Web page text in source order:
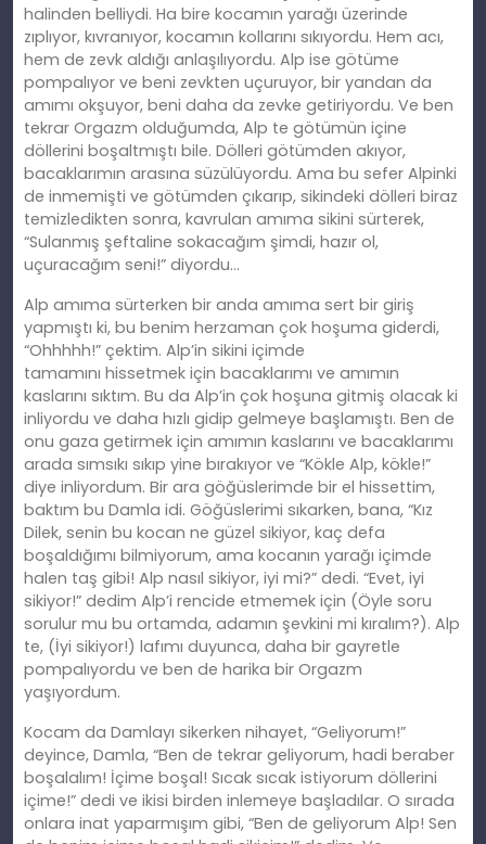
halinden belliydi. Ha bire kocamın yarağı üzerinde
zıplıyor, kıvranıyor, kocamın kollarını sıkıyordu. Hem acı,
hem de zevk aldığı anlaşılıyordu. Alp ise götüme
pompalıyor ve beni zevkten uçuruyor, bir yandan da
amımı okşuyor, beni daha da zevke getiriyordu. Ve ben
tekrar Orgazm olduğumda, Alp te götümün içine
döllerini boşaltmıştı bile. Dölleri götümden akıyor,
bacaklarımın arasına süzülüyordu. Ama bu sefer Alpinki
de inmemişti ve götümden çıkarıp, sikindeki dölleri biraz
temizledikten sonra, kavrulan amıma sikini sürterek,
“Sulanmış şeftaline sokacağım şimdi, hazır ol,
uçuracağım seni!” diyordu…
Alp amıma sürterken bir anda amıma sert bir giriş
yapmıştı ki, bu benim herzaman çok hoşuma giderdi,
“Ohhhhh!” çektim. Alp’in sikini içimde
tamamını hissetmek için bacaklarımı ve amımın
kaslarını sıktım. Bu da Alp’in çok hoşuna gitmiş olacak ki
inliyordu ve daha hızlı gidip gelmeye başlamıştı. Ben de
onu gaza getirmek için amımın kaslarını ve bacaklarımı
arada sımsıkı sıkıp yine bırakıyor ve “Kökle Alp, kökle!”
diye inliyordum. Bir ara göğüslerimde bir el hissettim,
baktım bu Damla idi. Göğüslerimi sıkarken, bana, “Kız
Dilek, senin bu kocan ne güzel sikiyor, kaç defa
boşaldığımı bilmiyorum, ama kocanın yarağı içimde
halen taş gibi! Alp nasıl sikiyor, iyi mi?” dedi. “Evet, iyi
sikiyor!” dedim Alp’i rencide etmemek için (Öyle soru
sorulur mu bu ortamda, adamın şevkini mi kıralım?). Alp
te, (İyi sikiyor!) lafımı duyunca, daha bir gayretle
pompalıyordu ve ben de harika bir Orgazm
yaşıyordum.
Kocam da Damlayı sikerken nihayet, “Geliyorum!”
deyince, Damla, “Ben de tekrar geliyorum, hadi beraber
boşalalım! İçime boşal! Sıcak sıcak istiyorum döllerini
içime!” dedi ve ikisi birden inlemeye başladılar. O sırada
onlara inat yaparmışım gibi, “Ben de geliyorum Alp! Sen